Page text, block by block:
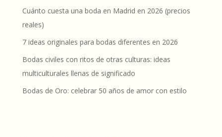
Cuánto cuesta una boda en Madrid en 2026 (precios
reales)
7 ideas originales para bodas diferentes en 2026
Bodas civiles con ritos de otras culturas: ideas
multiculturales llenas de significado
Bodas de Oro: celebrar 50 años de amor con estilo